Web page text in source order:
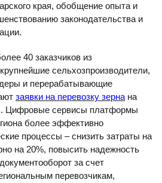
края, обобщение опыта и
законодательства и
40 заказчиков из
сельхозпроизводители,
и перерабатывающие
заявки на перевозку зерна на
Цифровые сервисы платформы
более эффективно
процессы – снизить затраты на
на 20%, повысить надежность
за счет
перевозчикам,